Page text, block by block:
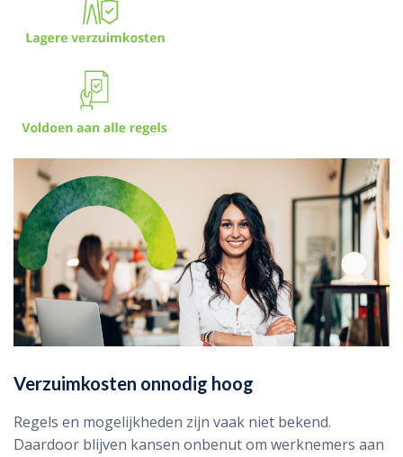
Verzuimkosten onnodig hoog
Regels en mogelijkheden zijn vaak niet bekend.
Daardoor blijven kansen onbenut om werknemers aan